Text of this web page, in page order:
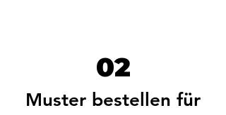
02
Muster bestellen für